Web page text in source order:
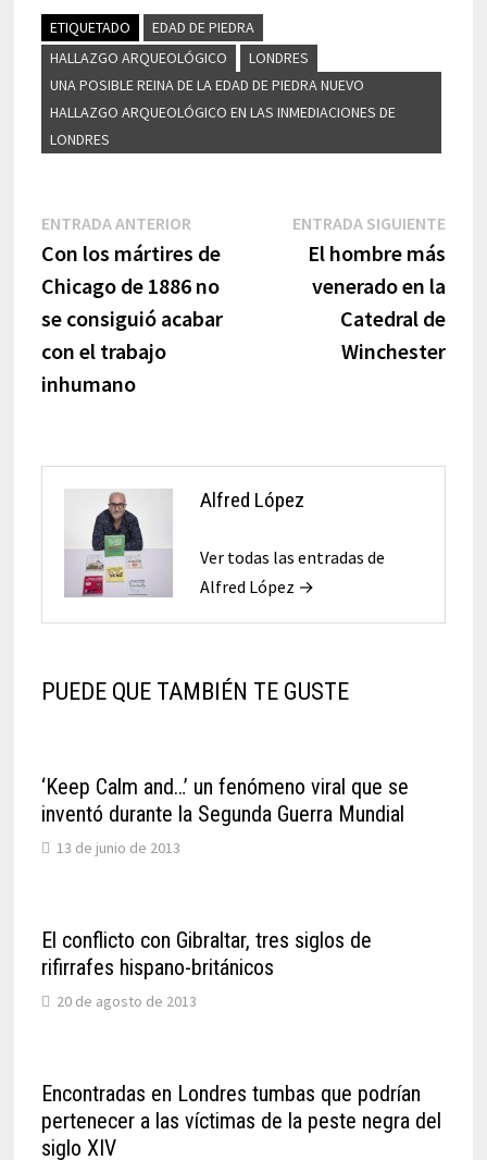
ETIQUETADO
EDAD DE PIEDRA
HALLAZGO ARQUEOLÓGICO
LONDRES
UNA POSIBLE REINA DE LA EDAD DE PIEDRA NUEVO
HALLAZGO ARQUEOLÓGICO EN LAS INMEDIACIONES DE
LONDRES
Navegación
de
entradas
ENTRADA ANTERIOREntrada
anterior:
Con los mártires de
Chicago de 1886 no
se consiguió acabar
con el trabajo
inhumano
ENTRADA SIGUIENTE
El hombre más
venerado en la
Catedral de
Winchester
Alfred López
Ver todas las entradas de
Alfred López →
PUEDE QUE TAMBIÉN TE GUSTE
‘Keep Calm and…’ un fenómeno viral que se
inventó durante la Segunda Guerra Mundial
13 de junio de 2013
El conflicto con Gibraltar, tres siglos de
rifirrafes hispano-británicos
20 de agosto de 2013
Encontradas en Londres tumbas que podrían
pertenecer a las víctimas de la peste negra del
siglo XIV